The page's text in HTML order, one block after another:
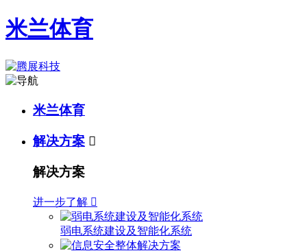
米兰体育
米兰体育
解决方案 
解决方案
进一步了解 
弱电系统建设及智能化系统